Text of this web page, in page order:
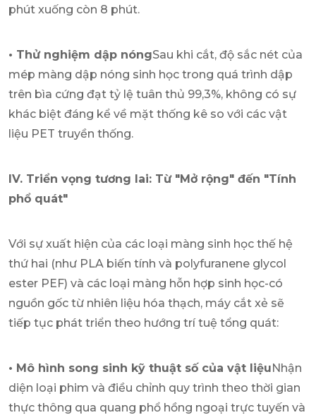
phút xuống còn 8 phút.
• Thử nghiệm dập nóngSau khi cắt, độ sắc nét của
mép màng dập nóng sinh học trong quá trình dập
trên bìa cứng đạt tỷ lệ tuân thủ 99,3%, không có sự
khác biệt đáng kể về mặt thống kê so với các vật
liệu PET truyền thống.
IV. Triển vọng tương lai: Từ "Mở rộng" đến "Tính
phổ quát"
Với sự xuất hiện của các loại màng sinh học thế hệ
thứ hai (như PLA biến tính và polyfuranene glycol
ester PEF) và các loại màng hỗn hợp sinh học-có
nguồn gốc từ nhiên liệu hóa thạch, máy cắt xẻ sẽ
tiếp tục phát triển theo hướng trí tuệ tổng quát:
• Mô hình song sinh kỹ thuật số của vật liệuNhận
diện loại phim và điều chỉnh quy trình theo thời gian
thực thông qua quang phổ hồng ngoại trực tuyến và